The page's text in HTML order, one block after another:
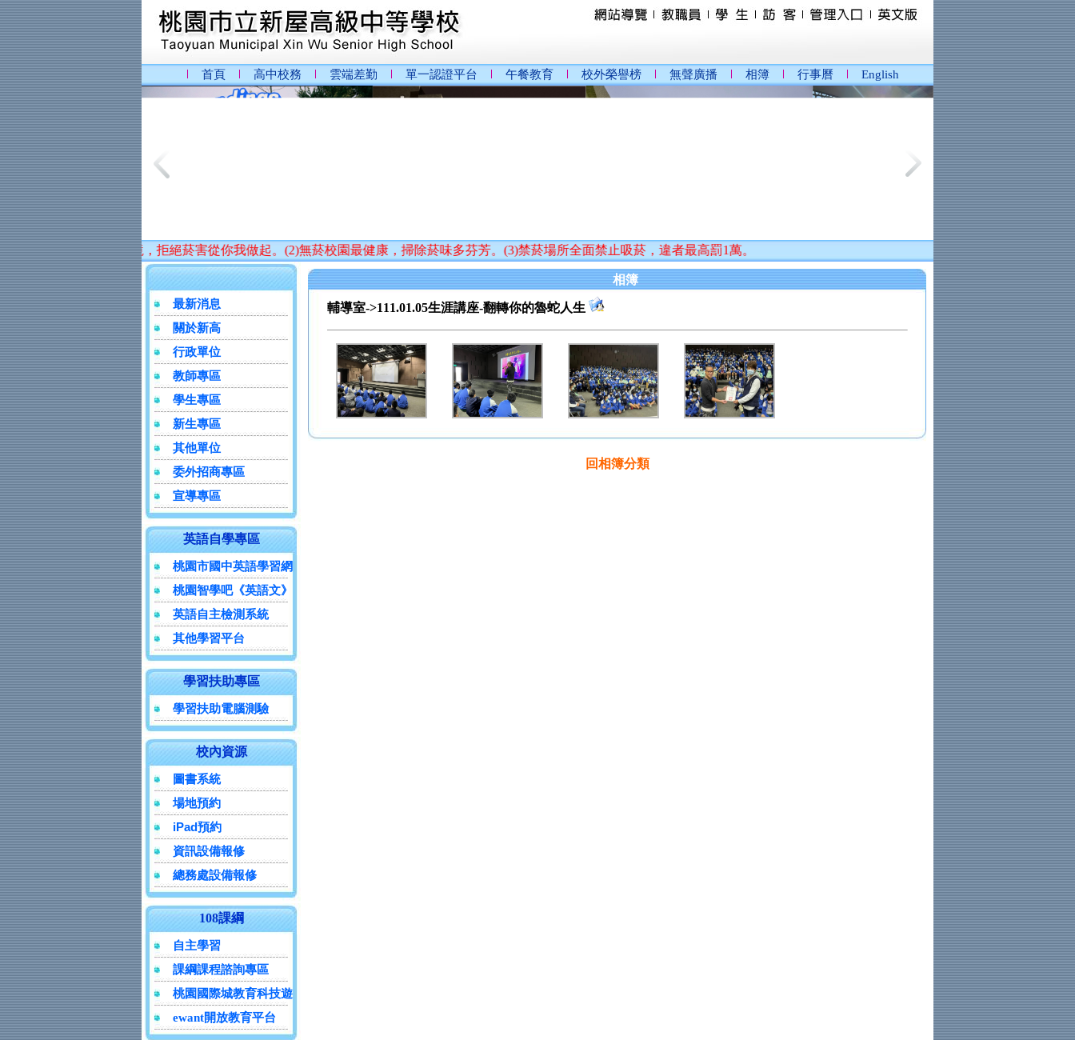
首頁 高中校務 雲端差勤 單一認證平台 午餐教育 校外榮譽榜 無聲廣播 相簿 行事曆 English
護校園無菸環境，拒絕菸害從你我做起。(2)無菸校園最健康，掃除菸味多芬芳。(3)禁菸場所全面禁止吸菸，違者最高罰1萬。
最新消息
關於新高
行政單位
教師專區
學生專區
新生專區
其他單位
委外招商專區
宣導專區
英語自學專區
桃園市國中英語學習網
桃園智學吧《英語文》
英語自主檢測系統
其他學習平台
學習扶助專區
學習扶助電腦測驗
校內資源
圖書系統
場地預約
iPad預約
資訊設備報修
總務處設備報修
108課綱
自主學習
課綱課程諮詢專區
桃園國際城教育科技遊
ewant開放教育平台
相簿
輔導室->111.01.05生涯講座-翻轉你的魯蛇人生
回相簿分類